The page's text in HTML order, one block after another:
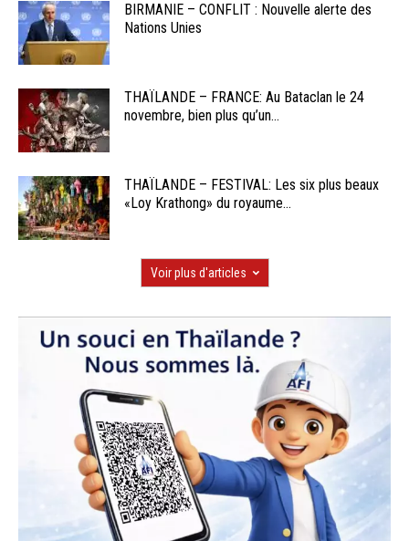
BIRMANIE – CONFLIT : Nouvelle alerte des
Nations Unies
THAÏLANDE – FRANCE: Au Bataclan le 24
novembre, bien plus qu’un...
THAÏLANDE – FESTIVAL: Les six plus beaux
«Loy Krathong» du royaume...
Voir plus d'articles